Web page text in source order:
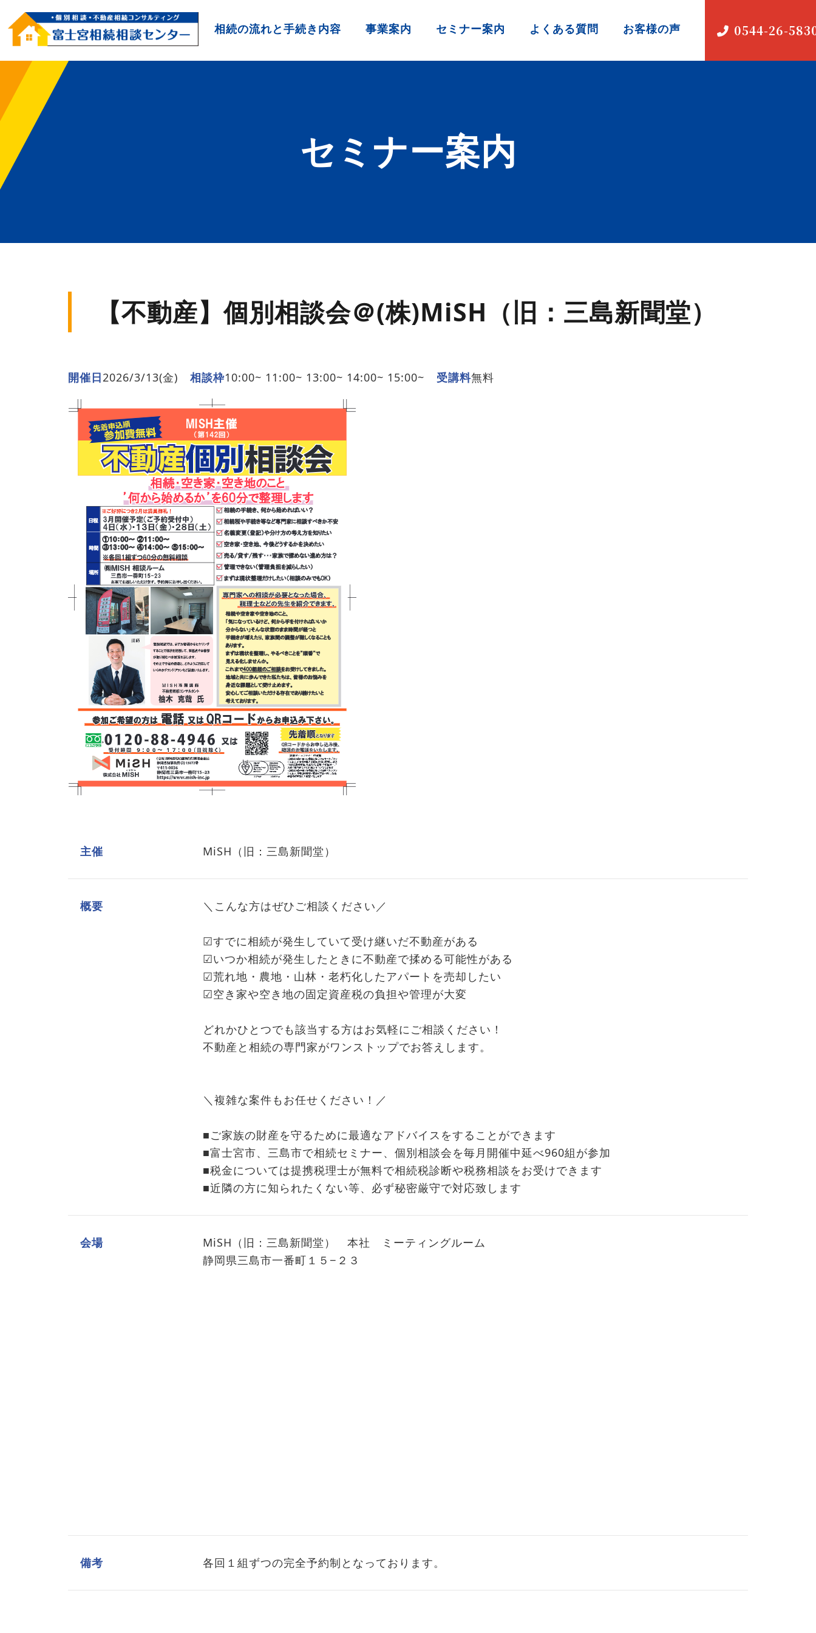
相続の流れと手続き内容 事業案内 セミナー案内 よくある質問 お客様の声 0544-26-
セミナー案内
【不動産】個別相談会＠(株)MiSH（旧：三島新聞堂）
開催日2026/3/13(金) 相談枠10:00~ 11:00~ 13:00~ 14:00~ 15:00~ 受講料無料
主催 MiSH（旧：三島新聞堂）
概要 ＼こんな方はぜひご相談ください／
☑すでに相続が発生していて受け継いだ不動産がある
☑いつか相続が発生したときに不動産で揉める可能性がある
☑荒れ地・農地・山林・老朽化したアパートを売却したい
☑空き家や空き地の固定資産税の負担や管理が大変
どれかひとつでも該当する方はお気軽にご相談ください！
不動産と相続の専門家がワンストップでお答えします。
＼複雑な案件もお任せください！／
■ご家族の財産を守るために最適なアドバイスをすることができます
■富士宮市、三島市で相続セミナー、個別相談会を毎月開催中延べ960組が参加
■税金については提携税理士が無料で相続税診断や税務相談をお受けできます
■近隣の方に知られたくない等、必ず秘密厳守で対応致します
会場
MiSH（旧：三島新聞堂） 本社 ミーティングルーム
静岡県三島市一番町１５−２３
備考 各回１組ずつの完全予約制となっております。